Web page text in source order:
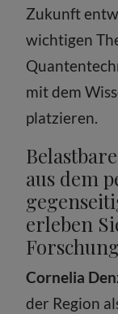
Zukunft
wichtigen
mit dem
platzieren.
aus dem
erleben
Cornelia
der Region